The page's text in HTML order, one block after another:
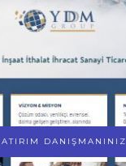
DANIŞMANINIZ